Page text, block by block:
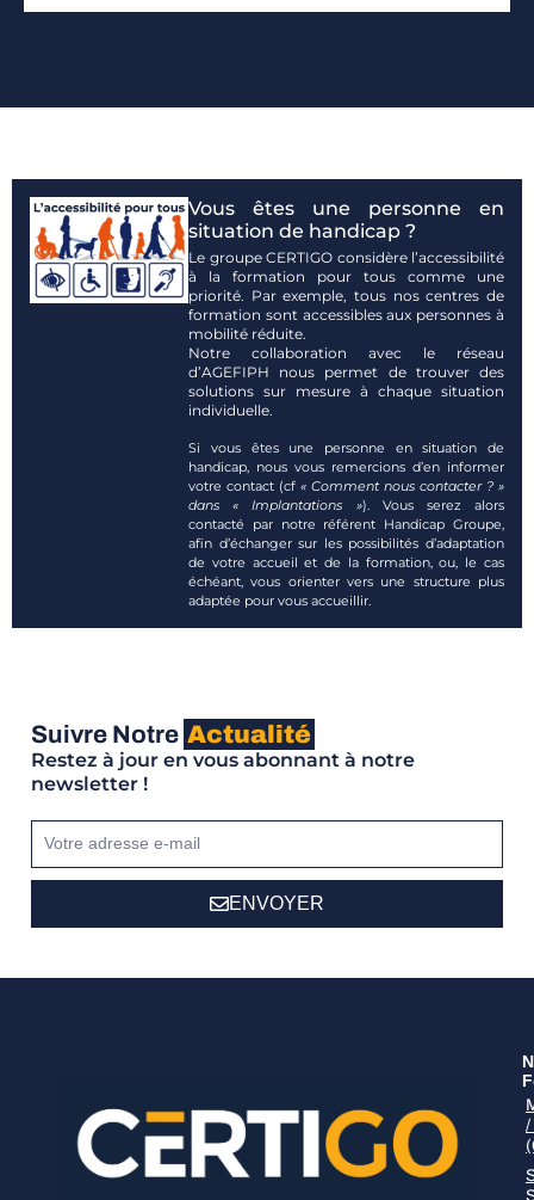
Vous êtes une personne en
situation de handicap ?
Le groupe CERTIGO considère l’accessibilité
à la formation pour tous comme une
priorité. Par exemple, tous nos centres de
formation sont accessibles aux personnes à
mobilité réduite.
Notre collaboration avec le réseau
d’AGEFIPH nous permet de trouver des
solutions sur mesure à chaque situation
individuelle.
Si vous êtes une personne en situation de
handicap, nous vous remercions d’en informer
votre contact (cf« Comment nous contacter ? »
dans « Implantations »). Vous serez alors
contacté par notre référent Handicap Groupe,
afin d’échanger sur les possibilités d’adaptation
de votre accueil et de la formation, ou, le cas
échéant, vous orienter vers une structure plus
adaptée pour vous accueillir.
Suivre Notre Actualité
Restez à jour en vous abonnant à notre
newsletter !
ENVOYER
/